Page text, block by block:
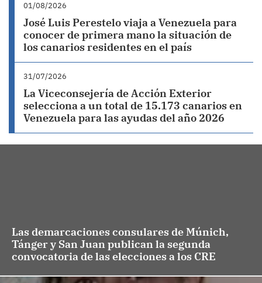
01/08/2026
José Luis Perestelo viaja a Venezuela para
conocer de primera mano la situación de
los canarios residentes en el país
31/07/2026
La Viceconsejería de Acción Exterior
selecciona a un total de 15.173 canarios en
Venezuela para las ayudas del año 2026
Las demarcaciones consulares de Múnich,
Tánger y San Juan publican la segunda
convocatoria de las elecciones a los CRE